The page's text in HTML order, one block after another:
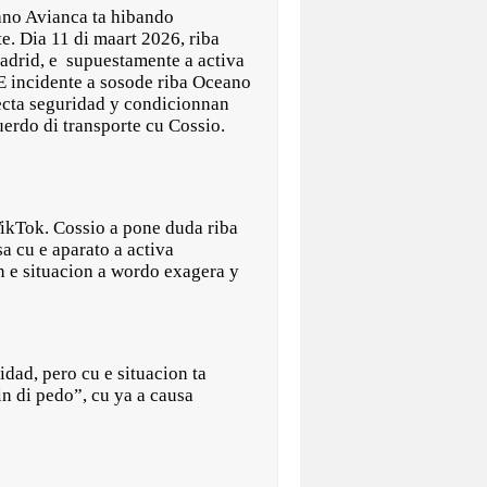
Avianca ta hibando
Dia 11 di maart 2026, riba
e supuestamente a activa
a sosode riba Oceano
seguridad y condicionnan
di transporte cu Cossio.
Cossio a pone duda riba
cu e aparato a activa
situacion a wordo exagera y
pero cu e situacion ta
di pedo”, cu ya a causa